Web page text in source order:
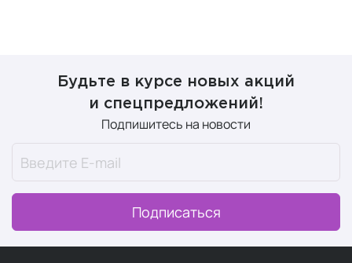
Будьте в курсе новых акций
и спецпредложений!
Подпишитесь на новости
Подписаться